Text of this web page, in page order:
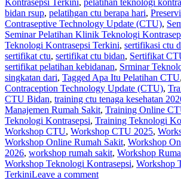
bidan rsup, pelatihgan ctu berapa hari,
Contraseptive Technology Update (CTU),
Seminar Pelatihan Klinik Teknologi
Teknologi Kontrasepsi Terkini, sertifikasi ctu
sertifikat ctu, sertifikat ctu bidan, Sertifikat
sertifikat pelatihan kebidanan, Srminar
singkatan dari, Tagged Apa Itu Pelatihan CTU,
Contraception Technology Update (CTU),
CTU Bidan, training ctu tenaga kesehatan
Manajemen Rumah Sakit, Training Online
Teknologi Kontrasepsi, Training Teknologi
Workshop CTU, Workshop CTU 2025,
Workshop Online Rumah Sakit, Workshop
2026, workshop rumah sakit, Workshop
Workshop Teknologi Kontrasepsi, Workshop
TerkiniLeave a comment